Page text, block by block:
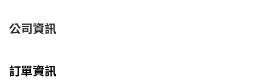
公司資訊
訂單資訊